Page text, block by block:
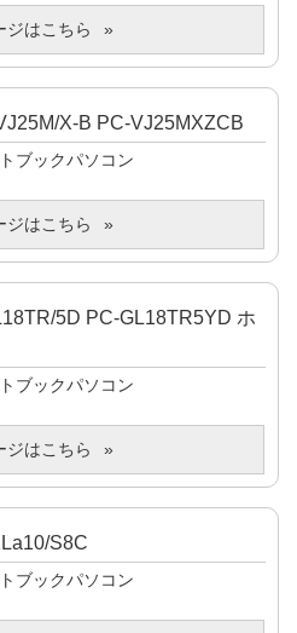
ジはこちら
X-B PC-VJ25MXZCB
ブックパソコン
ジはこちら
5D PC-GL18TR5YD ホ
ブックパソコン
ジはこちら
S8C
ブックパソコン